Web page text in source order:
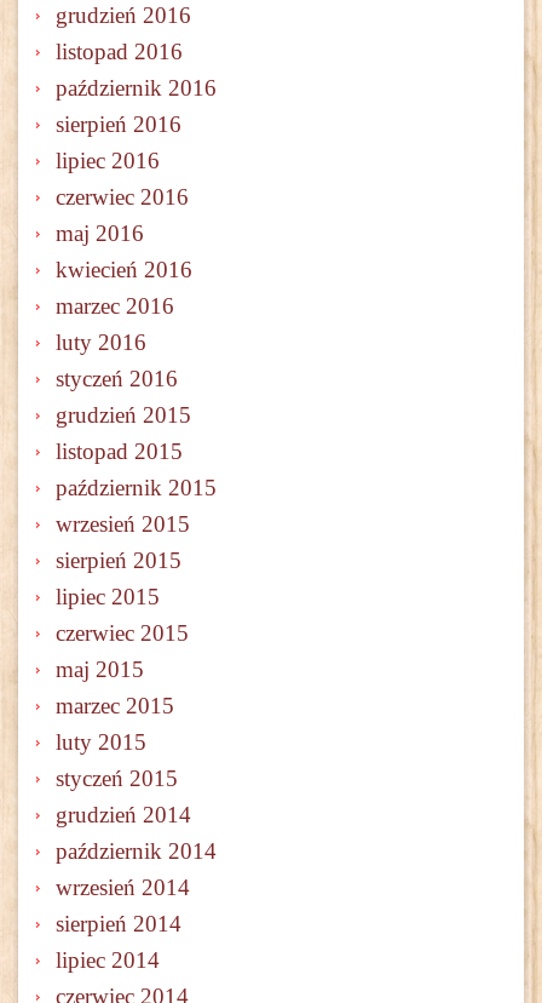
grudzień 2016
listopad 2016
październik 2016
sierpień 2016
lipiec 2016
czerwiec 2016
maj 2016
kwiecień 2016
marzec 2016
luty 2016
styczeń 2016
grudzień 2015
listopad 2015
październik 2015
wrzesień 2015
sierpień 2015
lipiec 2015
czerwiec 2015
maj 2015
marzec 2015
luty 2015
styczeń 2015
grudzień 2014
październik 2014
wrzesień 2014
sierpień 2014
lipiec 2014
czerwiec 2014